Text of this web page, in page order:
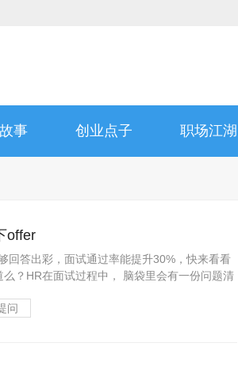
事 创业点子 职场江湖
offer
回答出彩，面试通过率能提升30%，快来看看
？HR在面试过程中， 脑袋里会有一份问题清
问